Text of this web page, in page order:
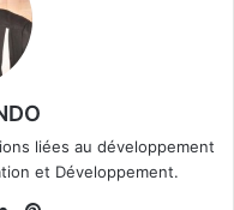
liées au développement
et Développement.